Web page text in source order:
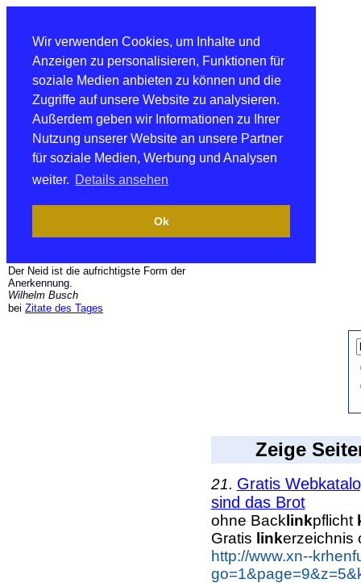
Wir verwenden Cookies, um Inhalte und
Anzeigen zu personalisieren, Funktionen für
soziale Medien anbieten zu können und die
Zugriffe auf unsere Website zu analysieren.
Außerdem geben wir Informationen zu Ihrer
Nutzung unserer Website an unsere Partner
für soziale Medien, Werbung und Analysen
weiter. Details ansehen
Ok
Der Neid ist die aufrichtigste Form der
Anerkennung.
Wilhelm Busch
bei Zitate des Tages
Zeige
21. Gratis
sind das Brot
ohne Back linkpflicht
Gratis linkerzeichnis
http://www.xn--